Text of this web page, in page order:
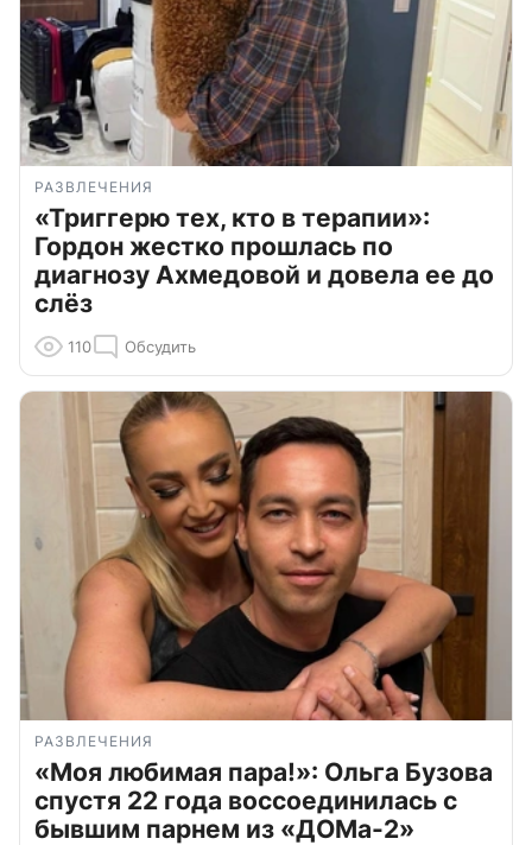
РАЗВЛЕЧЕНИЯ
«Триггерю тех, кто в терапии»:
Гордон жестко прошлась по
диагнозу Ахмедовой и довела ее до
слёз
110 Обсудить
РАЗВЛЕЧЕНИЯ
«Моя любимая пара!»: Ольга Бузова
спустя 22 года воссоединилась с
бывшим парнем из «ДОМа-2»